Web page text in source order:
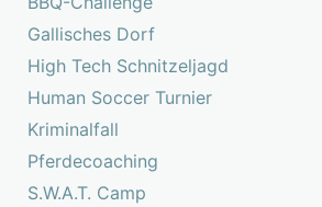
Gallisches Dorf
High Tech Schnitzeljagd
Human Soccer Turnier
Kriminalfall
Pferdecoaching
S.W.A.T. Camp